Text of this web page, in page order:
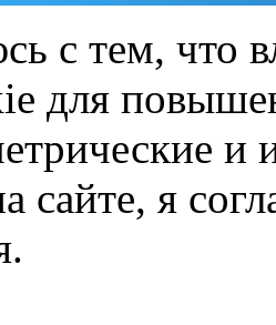
с тем, что
для
и
сайте, я